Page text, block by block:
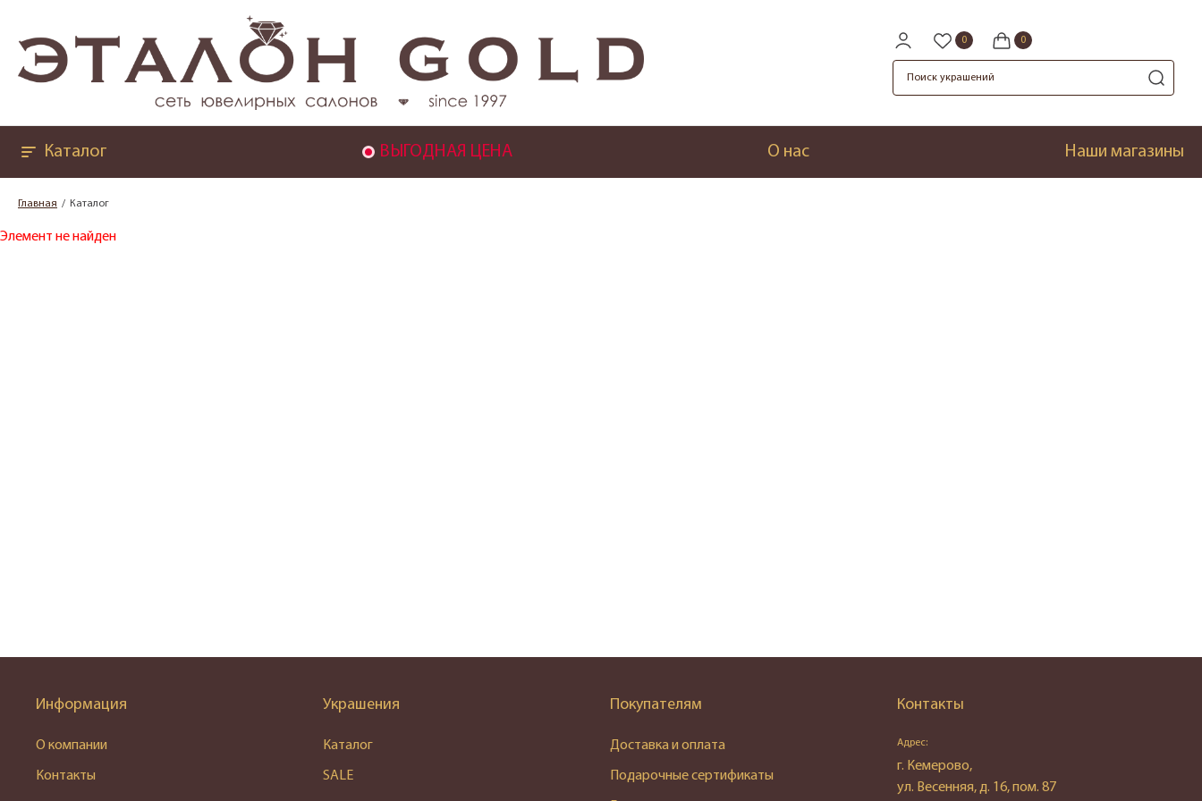
Каталог ВЫГОДНАЯ ЦЕНА О нас Наши магазины
Главная Каталог
Элемент не найден
Информация
О компании
Контакты
Украшения
Каталог
SALE
Покупателям
Доставка и оплата
Подарочные сертификаты
Контакты
Адрес:
г. Кемерово,
ул. Весенняя, д. 16, пом. 87